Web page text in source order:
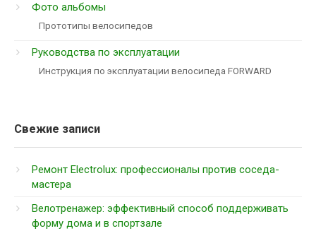
Фото альбомы
Прототипы велосипедов
Руководства по эксплуатации
Инструкция по эксплуатации велосипеда FORWARD
Свежие записи
Ремонт Electrolux: профессионалы против соседа-
мастера
Велотренажер: эффективный способ поддерживать
форму дома и в спортзале